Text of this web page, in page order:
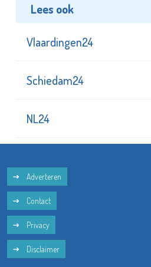
Lees ook
Vlaardingen24
Schiedam24
NL24
Adverteren
Contact
Privacy
Disclaimer